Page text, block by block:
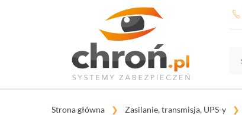
Strona główna Zasilanie, transmisja, UPS-y